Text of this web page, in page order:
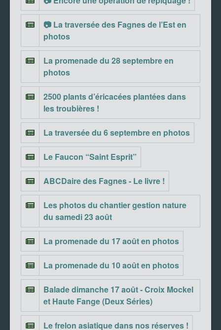
📷 La traversée des Fagnes de l’Est en
photos
La promenade du 28 septembre en
photos
2500 plants d’éricacées plantées dans
les troubières !
La traversée du 6 septembre en photos
Le Faucon “Saint Esprit”
ABCDaire des Fagnes - Le livre !
Les photos du chantier gestion nature
du samedi 23 août
La promenade du 17 août en photos
La promenade du 10 août en photos
Balade dimanche 17 août - Croix Mockel
et Haute Fange (Deux Séries)
Le frelon asiatique dans nos réserves !